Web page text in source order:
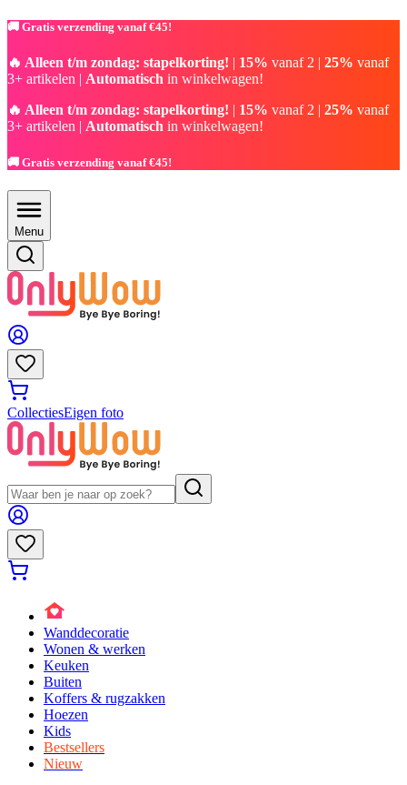
🚚 Gratis verzending vanaf €45!
🔥 Alleen t/m zondag: stapelkorting! | 15% vanaf 2 | 25% vanaf
3+ artikelen | Automatisch in winkelwagen!
🔥 Alleen t/m zondag: stapelkorting! | 15% vanaf 2 | 25% vanaf
3+ artikelen | Automatisch in winkelwagen!
🚚 Gratis verzending vanaf €45!
Menu
CollectiesEigen foto
Wanddecoratie
Wonen & werken
Keuken
Buiten
Koffers & rugzakken
Hoezen
Kids
Bestsellers
Nieuw